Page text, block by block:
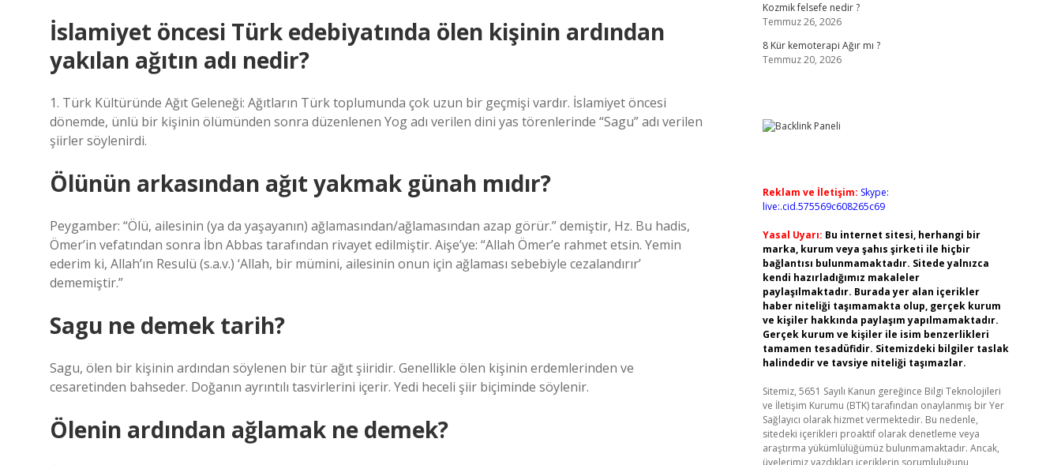
İslamiyet öncesi Türk edebiyatında ölen kişinin ardından
yakılan ağıtın adı nedir?
1. Türk Kültüründe Ağıt Geleneği: Ağıtların Türk toplumunda çok uzun bir geçmişi vardır. İslamiyet öncesi
dönemde, ünlü bir kişinin ölümünden sonra düzenlenen Yog adı verilen dini yas törenlerinde “Sagu” adı verilen
şiirler söylenirdi.
Ölünün arkasından ağıt yakmak günah mıdır?
Peygamber: “Ölü, ailesinin (ya da yaşayanın) ağlamasından/ağlamasından azap görür.” demiştir, Hz. Bu hadis,
Ömer’in vefatından sonra İbn Abbas tarafından rivayet edilmiştir. Aişe’ye: “Allah Ömer’e rahmet etsin. Yemin
ederim ki, Allah’ın Resulü (s.a.v.) ‘Allah, bir mümini, ailesinin onun için ağlaması sebebiyle cezalandırır’
dememiştir.”
Sagu ne demek tarih?
Sagu, ölen bir kişinin ardından söylenen bir tür ağıt şiiridir. Genellikle ölen kişinin erdemlerinden ve
cesaretinden bahseder. Doğanın ayrıntılı tasvirlerini içerir. Yedi heceli şiir biçiminde söylenir.
Ölenin ardından ağlamak ne demek?
Kozmik felsefe nedir ?
Temmuz 26, 2026
8 Kür kemoterapi Ağır mı ?
Temmuz 20, 2026
Reklam ve İletişim: Skype:
live:.cid.575569c608265c69
Yasal Uyarı: Bu internet sitesi, herhangi bir
marka, kurum veya şahıs şirketi ile hiçbir
bağlantısı bulunmamaktadır. Sitede yalnızca
kendi hazırladığımız makaleler
paylaşılmaktadır. Burada yer alan içerikler
haber niteliği taşımamakta olup, gerçek kurum
ve kişiler hakkında paylaşım yapılmamaktadır.
Gerçek kurum ve kişiler ile isim benzerlikleri
tamamen tesadüfidir. Sitemizdeki bilgiler taslak
halindedir ve tavsiye niteliği taşımazlar.
Sitemiz, 5651 Sayılı Kanun gereğince Bilgi Teknolojileri
ve İletişim Kurumu (BTK) tarafından onaylanmış bir Yer
Sağlayıcı olarak hizmet vermektedir. Bu nedenle,
sitedeki içerikleri proaktif olarak denetleme veya
araştırma yükümlülüğümüz bulunmamaktadır. Ancak,
üyelerimiz yazdıkları içeriklerin sorumluluğunu